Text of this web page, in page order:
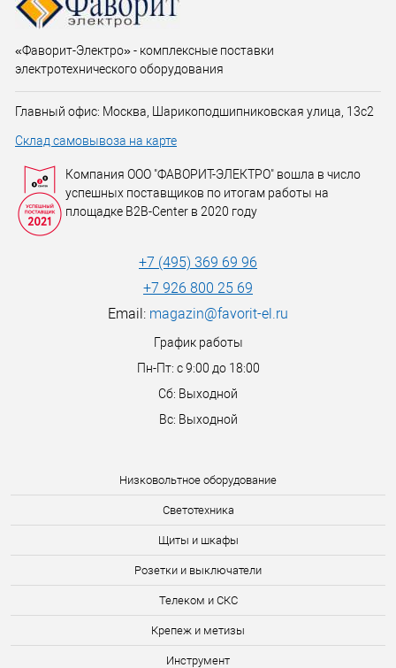
Низковольтное оборудование
Светотехника
Щиты и шкафы
Розетки и выключатели
Телеком и СКС
Крепеж и метизы
Инструмент
«Фаворит-Электро» - комплексные поставки
электротехнического оборудования
Главный офис: Москва, Шарикоподшипниковская улица, 13с2
Склад самовывоза на карте
Компания ООО "ФАВОРИТ-ЭЛЕКТРО" вошла в число
успешных поставщиков по итогам работы на
площадке B2B-Center в 2020 году
+7 (495) 369 69 96
+7 926 800 25 69
Email: magazin@favorit-el.ru
График работы
Пн-Пт: с 9:00 до 18:00
Сб: Выходной
Вс: Выходной